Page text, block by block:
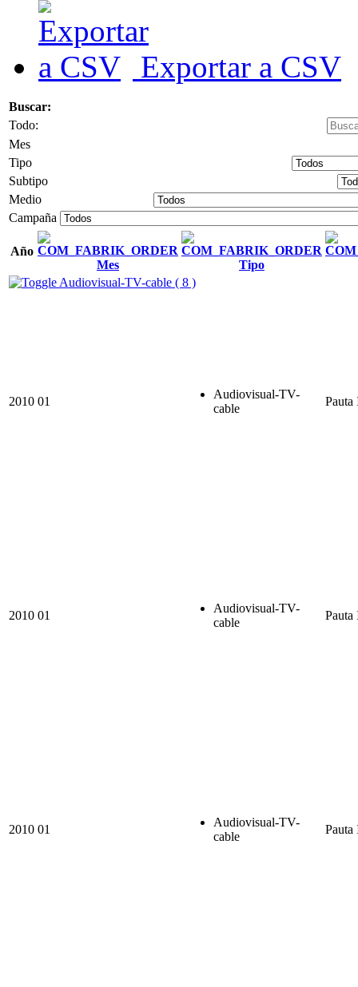
Exportar a CSV
Buscar:
Todo:
Mes
Tipo
Subtipo
Medio
Campaña
Año
Mes
Tipo
Audiovisual-TV-cable ( 8 )
2010 01
Audiovisual-TV-
cable
2010 01
Audiovisual-TV-
cable
2010 01
Audiovisual-TV-
cable